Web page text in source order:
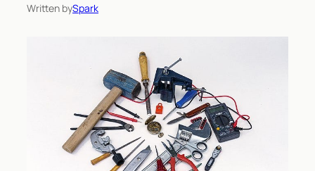
Written bySpark